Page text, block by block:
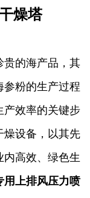
燥塔
贵的海产品，其
参粉的生产过程
产效率的关键步
燥设备，以其先
高效、绿色生
用上排风压力喷